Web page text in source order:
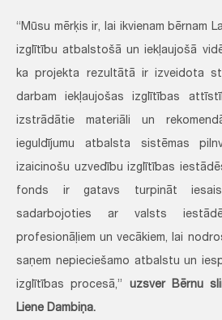
“Mūsu mērķis ir, lai ikvienam bērnam
izglītību atbalstošā un iekļaujošā
ka projekta rezultātā ir izveidota
darbam iekļaujošas izglītības
izstrādātie materiāli un
ieguldījumu atbalsta sistēmas
izaicinošu uzvedību izglītības
fonds ir gatavs turpināt
sadarbojoties ar valsts
profesionāļiem un vecākiem, lai
saņem nepieciešamo atbalstu un
izglītības procesā,” uzsver Bērnu
Liene Dambiņa.